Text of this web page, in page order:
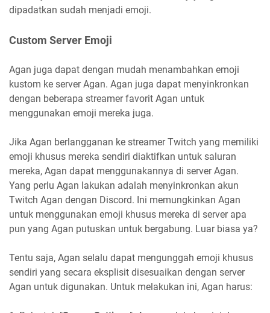
dipadatkan sudah menjadi emoji.
Custom Server Emoji
Agan juga dapat dengan mudah menambahkan emoji
kustom ke server Agan. Agan juga dapat menyinkronkan
dengan beberapa streamer favorit Agan untuk
menggunakan emoji mereka juga.
Jika Agan berlangganan ke streamer Twitch yang memiliki
emoji khusus mereka sendiri diaktifkan untuk saluran
mereka, Agan dapat menggunakannya di server Agan.
Yang perlu Agan lakukan adalah menyinkronkan akun
Twitch Agan dengan Discord. Ini memungkinkan Agan
untuk menggunakan emoji khusus mereka di server apa
pun yang Agan putuskan untuk bergabung. Luar biasa ya?
Tentu saja, Agan selalu dapat mengunggah emoji khusus
sendiri yang secara eksplisit disesuaikan dengan server
Agan untuk digunakan. Untuk melakukan ini, Agan harus: